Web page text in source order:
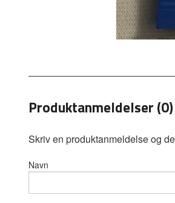
Produktanmeldelser (0)
Skriv en produktanmeldelse og
Navn